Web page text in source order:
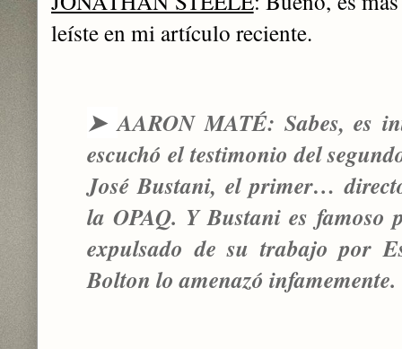
leíste en mi artículo reciente.
➤AARON MATÉ: Sabes, es
escuchó el testimonio del
José Bustani, el primer…
la OPAQ. Y Bustani es famoso
expulsado de su trabajo por
Bolton lo amenazó infamemente.